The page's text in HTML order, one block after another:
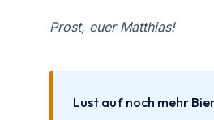
Prost, euer Matthias!
Lust auf noch mehr